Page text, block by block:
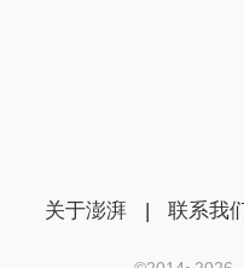
关于澎湃 | 联系我